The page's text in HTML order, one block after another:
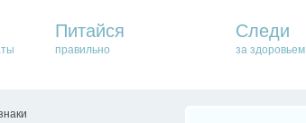
Питайся
правильно
Следи
за здоровьем